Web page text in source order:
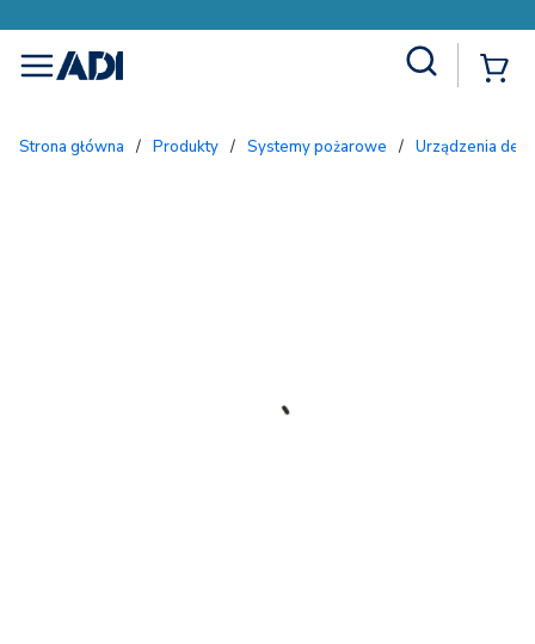
menu
Strona główna / Produkty / Systemy pożarowe / Urządzenia